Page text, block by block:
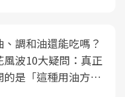
、調和油還能吃嗎？
風波10大疑問：真正
的是「這種用油方